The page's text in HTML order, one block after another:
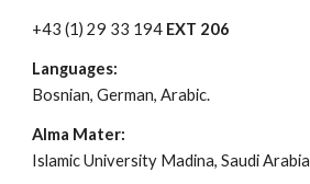
+43 (1) 29 33 194 EXT 206
Languages:
Bosnian, German, Arabic.
Alma Mater:
Islamic University Madina, Saudi Arabia